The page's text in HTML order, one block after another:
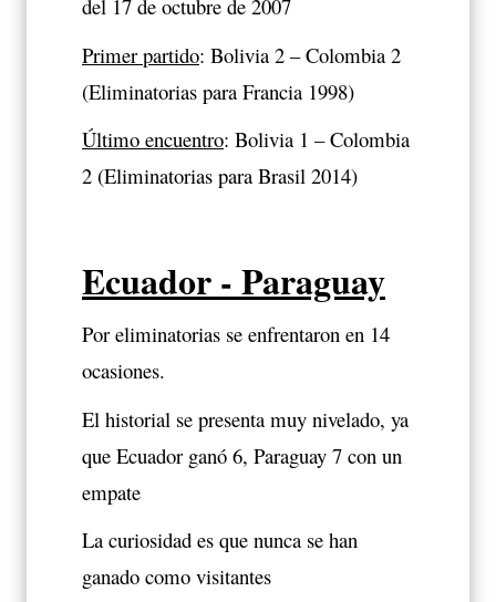
del 17 de octubre de 2007
Primer partido: Bolivia 2 – Colombia 2
(Eliminatorias para Francia 1998)
Último encuentro: Bolivia 1 – Colombia
2 (Eliminatorias para Brasil 2014)
Ecuador - Paraguay
Por eliminatorias se enfrentaron en 14
ocasiones.
El historial se presenta muy nivelado, ya
que Ecuador ganó 6, Paraguay 7 con un
empate
La curiosidad es que nunca se han
ganado como visitantes